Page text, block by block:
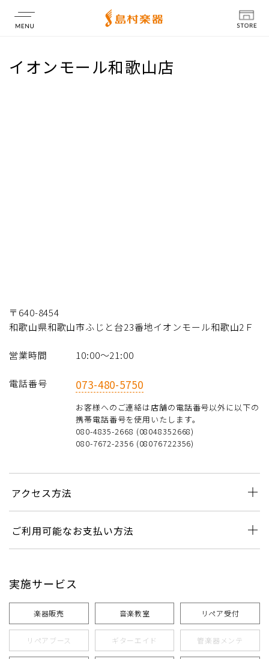
店舗情報
イオンモール和歌山店
〒640-8454
和歌山県和歌山市ふじと台23番地イオンモール和歌山2Ｆ
営業時間 10:00〜21:00
電話番号 073-480-5750
お客様へのご連絡は店舗の電話番号以外に以下の
携帯電話番号を使用いたします。
080-4835-2668 (08048352668)
080-7672-2356 (08076722356)
アクセス方法
ご利用可能なお支払い方法
実施サービス
楽器販売 音楽教室 リペア受付
リペアブース ギターエイド 管楽器メンテ